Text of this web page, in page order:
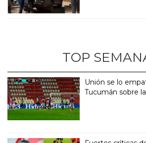
TOP
Unión se lo
Tucumán sobre